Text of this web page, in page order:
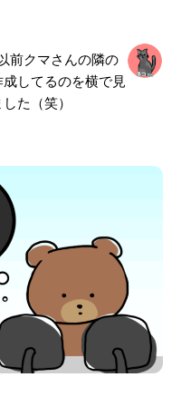
前クマさんの隣の
してるのを横で見
た（笑）